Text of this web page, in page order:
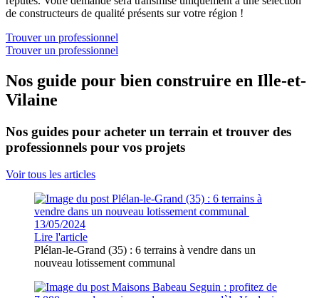
de constructeurs de qualité présents sur votre région !
Trouver un professionnel
Trouver un professionnel
Nos guide pour bien construire en Ille-et-
Vilaine
Nos guides pour acheter un terrain et trouver des
professionnels pour vos projets
Voir tous les articles
13/05/2024
Lire l'article
Plélan-le-Grand (35) : 6 terrains à vendre dans un
nouveau lotissement communal